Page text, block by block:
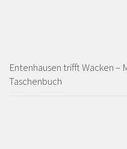
Entenhausen trifft Wacken –
Taschenbuch